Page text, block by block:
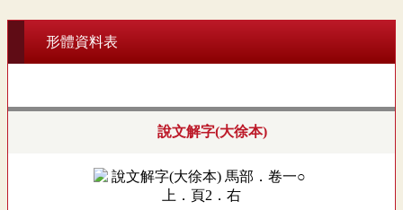
形體資料表
說文解字(大徐本)